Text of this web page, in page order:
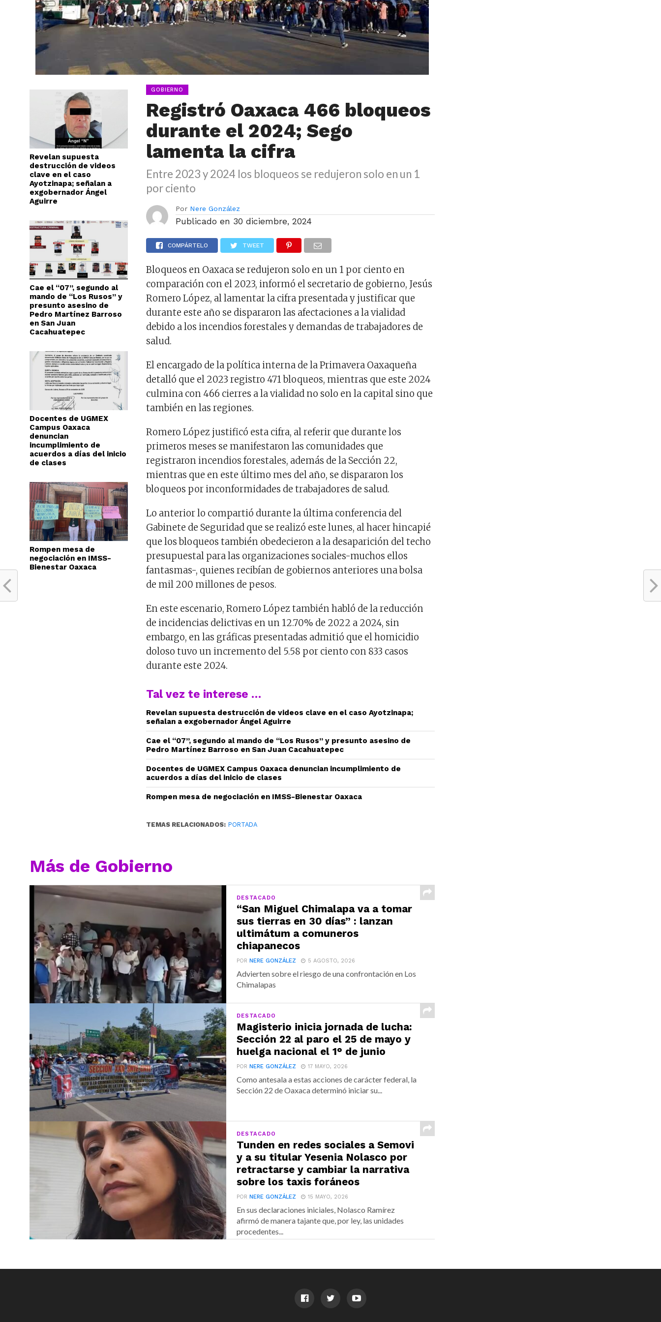
Revelan supuesta
destrucción de videos
clave en el caso
Ayotzinapa; señalan a
exgobernador Ángel
Aguirre
Cae el “07”, segundo al
mando de “Los Rusos” y
presunto asesino de
Pedro Martínez Barroso
en San Juan
Cacahuatepec
Docentes de UGMEX
Campus Oaxaca
denuncian
incumplimiento de
acuerdos a días del inicio
de clases
Rompen mesa de
negociación en IMSS-
Bienestar Oaxaca
GOBIERNO
Registró Oaxaca 466 bloqueos
durante el 2024; Sego
lamenta la cifra
Entre 2023 y 2024 los bloqueos se redujeron solo en un 1
por ciento
Por Nere González
Publicado en 30 diciembre, 2024
COMPÁRTELO TWEET
Bloqueos en Oaxaca se redujeron solo en un 1 por ciento en
comparación con el 2023, informó el secretario de gobierno, Jesús
Romero López, al lamentar la cifra presentada y justificar que
durante este año se dispararon las afectaciones a la vialidad
debido a los incendios forestales y demandas de trabajadores de
salud.
El encargado de la política interna de la Primavera Oaxaqueña
detalló que el 2023 registro 471 bloqueos, mientras que este 2024
culmina con 466 cierres a la vialidad no solo en la capital sino que
también en las regiones.
Romero López justificó esta cifra, al referir que durante los
primeros meses se manifestaron las comunidades que
registraron incendios forestales, además de la Sección 22,
mientras que en este último mes del año, se dispararon los
bloqueos por inconformidades de trabajadores de salud.
Lo anterior lo compartió durante la última conferencia del
Gabinete de Seguridad que se realizó este lunes, al hacer hincapié
que los bloqueos también obedecieron a la desaparición del techo
presupuestal para las organizaciones sociales-muchos ellos
fantasmas-, quienes recibían de gobiernos anteriores una bolsa
de mil 200 millones de pesos.
En este escenario, Romero López también habló de la reducción
de incidencias delictivas en un 12.70% de 2022 a 2024, sin
embargo, en las gráficas presentadas admitió que el homicidio
doloso tuvo un incremento del 5.58 por ciento con 833 casos
durante este 2024.
Tal vez te interese …
Revelan supuesta destrucción de videos clave en el caso Ayotzinapa;
señalan a exgobernador Ángel Aguirre
Cae el “07”, segundo al mando de “Los Rusos” y presunto asesino de
Pedro Martínez Barroso en San Juan Cacahuatepec
Docentes de UGMEX Campus Oaxaca denuncian incumplimiento de
acuerdos a días del inicio de clases
Rompen mesa de negociación en IMSS-Bienestar Oaxaca
TEMAS RELACIONADOS: PORTADA
Más de Gobierno
DESTACADO
“San Miguel Chimalapa va a tomar
sus tierras en 30 días” : lanzan
ultimátum a comuneros
chiapanecos
PORNERE GONZÁLEZ 5 AGOSTO, 2026
Advierten sobre el riesgo de una confrontación en Los
Chimalapas
DESTACADO
Magisterio inicia jornada de lucha:
Sección 22 al paro el 25 de mayo y
huelga nacional el 1° de junio
PORNERE GONZÁLEZ 17 MAYO, 2026
Como antesala a estas acciones de carácter federal, la
Sección 22 de Oaxaca determinó iniciar su...
DESTACADO
Tunden en redes sociales a Semovi
y a su titular Yesenia Nolasco por
retractarse y cambiar la narrativa
sobre los taxis foráneos
PORNERE GONZÁLEZ 15 MAYO, 2026
En sus declaraciones iniciales, Nolasco Ramírez
afirmó de manera tajante que, por ley, las unidades
procedentes...